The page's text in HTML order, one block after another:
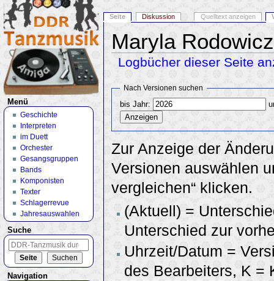
Maryla
Logbücher dieser Seite
Wechseln zu: Navigation
Suche
Nach Versionen suchen
bis Jahr:
Zur Anzeige der
Versionen auswählen
vergleichen“ klicken.
(Aktuell) =
Unterschied zur
Uhrzeit/Datum =
des Bearbeiters, K =
Seite Diskussion Quelltext anzeigen
Menü
Geschichte
Interpreten
im Duett
Orchester
Gesangsgruppen
Bands
Komponisten
Texter
Schlagerrevue
Jahresauswahlen
Suche
Navigation